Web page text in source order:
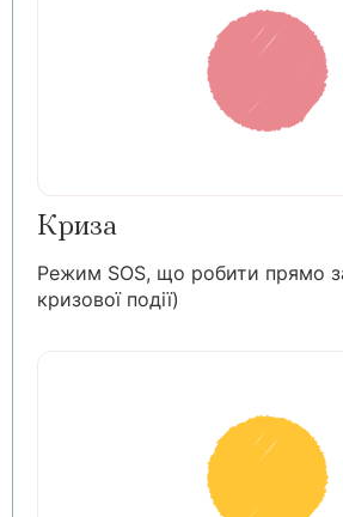
Криза
Режим SOS, що робити прямо
кризової події)